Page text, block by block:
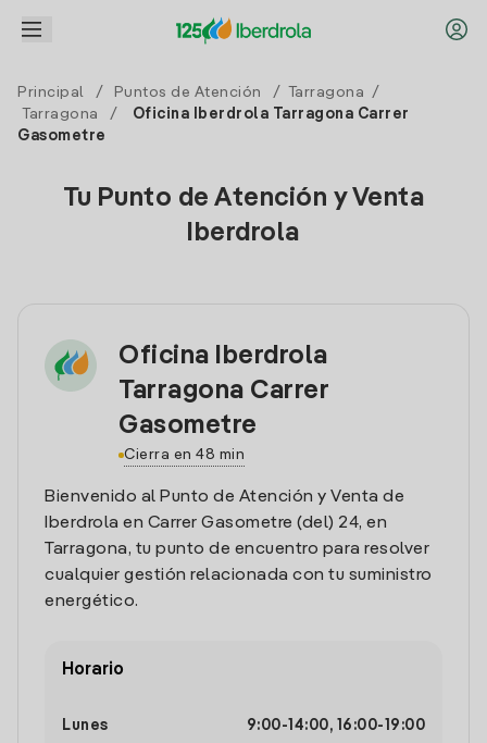
Principal / Puntos de Atención / Tarragona
/
Tarragona
/
Oficina Iberdrola Tarragona Carrer
Gasometre
Tu Punto de Atención y Venta
Iberdrola
Oficina Iberdrola
Tarragona Carrer
Gasometre
Cierra en 48 min
Bienvenido al Punto de Atención y Venta de
Iberdrola en Carrer Gasometre (del) 24, en
Tarragona, tu punto de encuentro para resolver
cualquier gestión relacionada con tu suministro
energético.
Horario
Lunes 9:00- 14:00, 16:00- 19:00